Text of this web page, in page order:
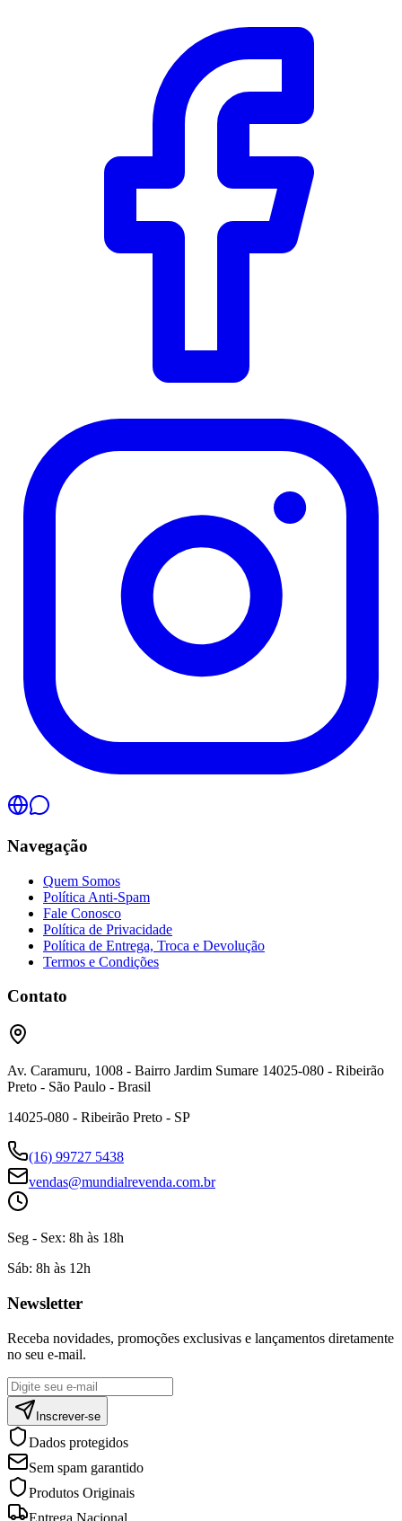
Navegação
Quem Somos
Política Anti-Spam
Fale Conosco
Política de Privacidade
Política de Entrega, Troca e Devolução
Termos e Condições
Contato
Av. Caramuru, 1008 - Bairro Jardim Sumare 14025-080 - Ribeirão
Preto - São Paulo - Brasil
14025-080 - Ribeirão Preto - SP
(16) 99727 5438
vendas@mundialrevenda.com.br
Seg - Sex: 8h às 18h
Sáb: 8h às 12h
Newsletter
Receba novidades, promoções exclusivas e lançamentos diretamente
no seu e-mail.
Inscrever-se
Dados protegidos
Sem spam garantido
Produtos Originais
Entrega Nacional